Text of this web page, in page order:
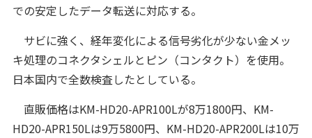
での安定したデータ転送に対応する。
サビに強く、経年変化による信号劣化が少ない金メッ
キ処理のコネクタシェルとピン（コンタクト）を使用。
日本国内で全数検査したとしている。
直販価格はKM-HD20-APR100Lが8万1800円、KM-
HD20-APR150Lは9万5800円、KM-HD20-APR200Lは10万